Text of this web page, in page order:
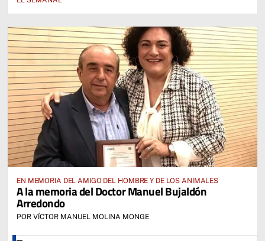
EN MEMORIA DEL AMIGO DEL HOMBRE Y DE LOS ANIMALES
A la memoria del Doctor Manuel Bujaldón
Arredondo
POR VÍCTOR MANUEL MOLINA MONGE